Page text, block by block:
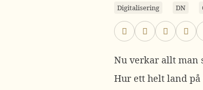
Digitalisering DN
Nu verkar allt man
Hur ett helt land